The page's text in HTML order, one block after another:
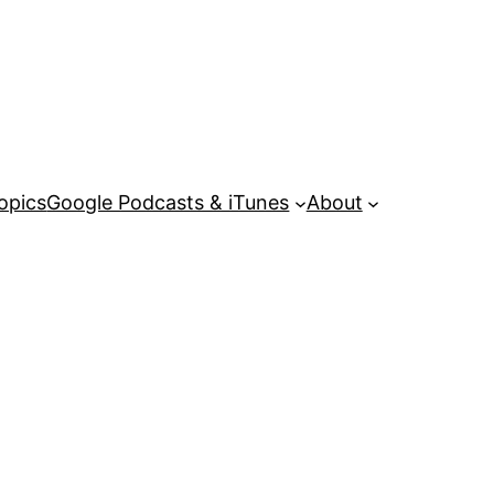
Google Podcasts & iTunes About